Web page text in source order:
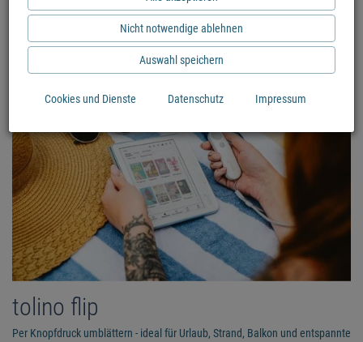
Nicht notwendige ablehnen
Auswahl speichern
Cookies und Dienste Datenschutz Impressum
tolino flip
Per Knopfdruck umblättern - ideal für Urlaub, Strand, Balkon und entspannte